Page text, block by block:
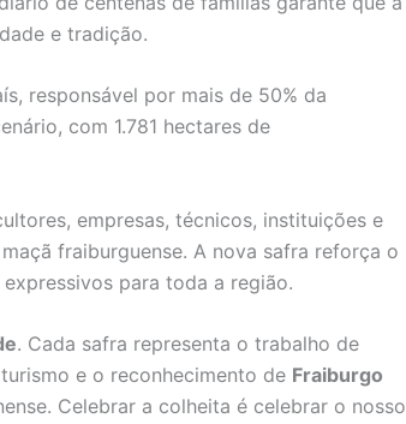
e tradição.
responsável por mais de 50% da
com 1.781 hectares de
empresas, técnicos, instituições e
fraiburguense. A nova safra reforça o
para toda a região.
. Cada safra representa o trabalho de
e o reconhecimento de Fraiburgo
Celebrar a colheita é celebrar o nosso